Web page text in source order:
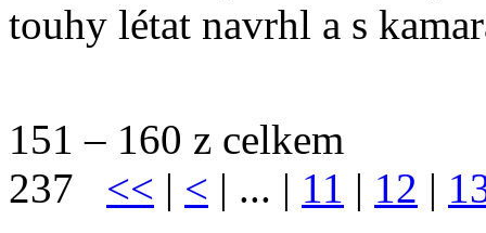
touhy létat navrhl a s
151 – 160 z celkem
237 << | < | ... | 11 | 12 |